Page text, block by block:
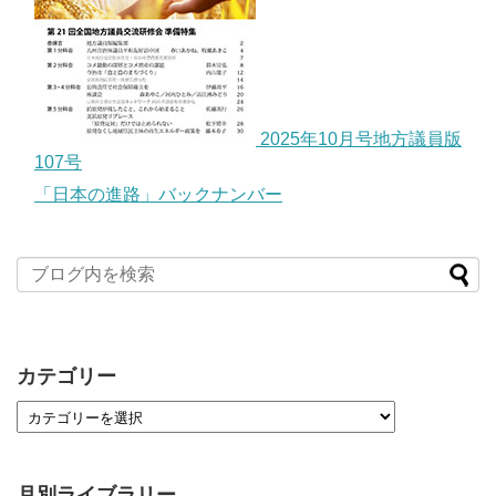
2025年10月号地方議員版
107号
「日本の進路」バックナンバー
カテゴリー